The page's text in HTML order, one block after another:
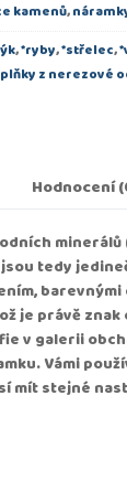
kamenů,
,*ryby,*střelec,
z nerezové
Hodnocení
minerálů
tedy
je právě
v galerii
Vámi
mít stejné